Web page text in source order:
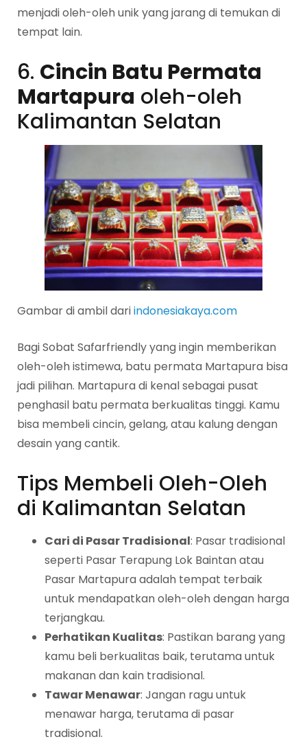
menjadi oleh-oleh unik yang jarang di temukan di
tempat lain.
6. Cincin Batu Permata
Martapura oleh-oleh
Kalimantan Selatan
Gambar di ambil dariindonesiakaya.com
Bagi Sobat Safarfriendly yang ingin memberikan
oleh-oleh istimewa, batu permata Martapura bisa
jadi pilihan. Martapura di kenal sebagai pusat
penghasil batu permata berkualitas tinggi. Kamu
bisa membeli cincin, gelang, atau kalung dengan
desain yang cantik.
Tips Membeli Oleh-Oleh
di Kalimantan Selatan
Cari di Pasar Tradisional: Pasar tradisional
seperti Pasar Terapung Lok Baintan atau
Pasar Martapura adalah tempat terbaik
untuk mendapatkan oleh-oleh dengan harga
terjangkau.
Perhatikan Kualitas: Pastikan barang yang
kamu beli berkualitas baik, terutama untuk
makanan dan kain tradisional.
Tawar Menawar: Jangan ragu untuk
menawar harga, terutama di pasar
tradisional.